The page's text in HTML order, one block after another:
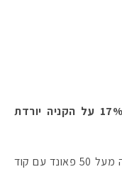
(הנחה בגובה המע"מ 17% על הקניה יורדת
(משלוח חינם. 17% הנחה ברכישה מעל 50 פאונד עם קוד